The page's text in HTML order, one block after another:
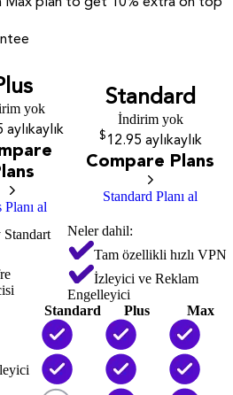
yok
aylıkaylık
Planı al
Standard
İndirim yok
$ 12.95 aylıkaylık
Compare Plans
Standard Planı al
Standart
Neler dahil:
Tam özellikli hızlı VPN
İzleyici ve Reklam
Engelleyici
Standard Plus
Max